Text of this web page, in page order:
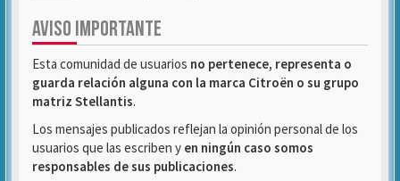
AVISO IMPORTANTE
Esta comunidad de usuarios no pertenece, representa o
guarda relación alguna con la marca Citroën o su grupo
matriz Stellantis.
Los mensajes publicados reflejan la opinión personal de los
usuarios que las escriben y en ningún caso somos
responsables de sus publicaciones.